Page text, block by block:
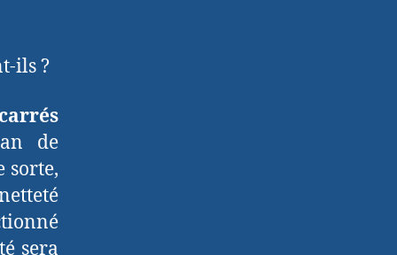
ils ?
de
sorte,
sera